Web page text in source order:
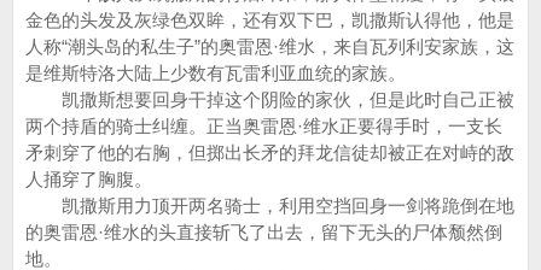
金色的头发及灰绿色双眸，还有双下巴，凯撒斯认得他，他是
人称“潮头岛的私生子”的奥雷恩·维水，来自瓦列利安家族，这
是维斯特洛大陆上少数有瓦雷利亚血统的家族。
凯撒斯想要回身干掉这个阴险的家伙，但是此时自己正被
两个持盾的骑士纠缠。正当奥雷恩·维水正要得手时，一支长
矛刺穿了他的右胸，但掷出长矛的拜龙信徒却被正在对峙的敌
人捅穿了胸腹。
凯撒斯用力顶开两名骑士，利用空挡回身一剑将跪倒在地
的奥雷恩·维水的头直接斩飞了出去，留下无头的尸体颓然倒
地。